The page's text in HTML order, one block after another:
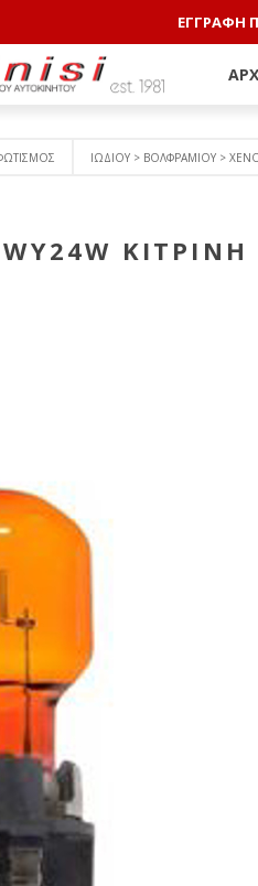
ΕΓΓΡΑΦΗ
ΙΩΔΙΟΥ > ΒΟΛΦΡΑΜΙΟY >